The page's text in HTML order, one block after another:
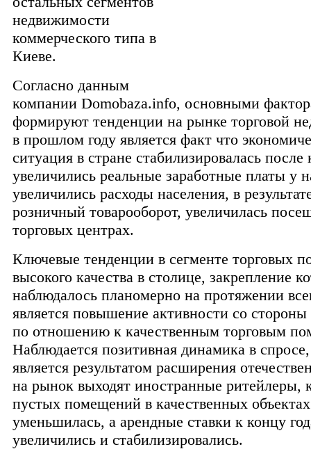
недвижимости
коммерческого типа в
Киеве.
Согласно данным
компании Domobaza.info, основными
формируют тенденции на рынке торговой
в прошлом году является факт что
ситуация в стране стабилизировалась после
увеличились реальные заработные платы у
увеличились расходы населения, в
розничный товарооборот, увеличилась
торговых центрах.
Ключевые тенденции в сегменте торговых
высокого качества в столице, закрепление
наблюдалось планомерно на протяжении
является повышение активности со стороны
по отношению к качественным торговым
Наблюдается позитивная динамика в
является результатом расширения
на рынок выходят иностранные ритейлеры,
пустых помещений в качественных объектах
уменьшилась, а арендные ставки к концу
увеличились и стабилизировались.